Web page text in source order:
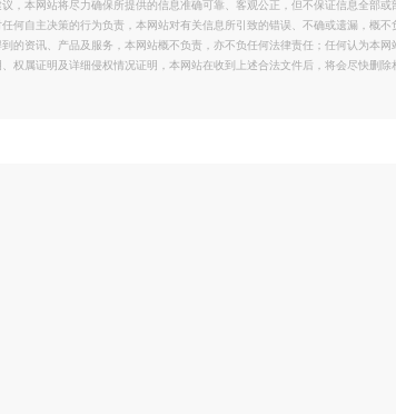
，本网站将尽力确保所提供的信息准确可靠、客观公正，但不保证信息全部或
何自主决策的行为负责，本网站对有关信息所引致的错误、不确或遗漏，概不
的资讯、产品及服务，本网站概不负责，亦不负任何法律责任；任何认为本网
权属证明及详细侵权情况证明，本网站在收到上述合法文件后，将会尽快删除